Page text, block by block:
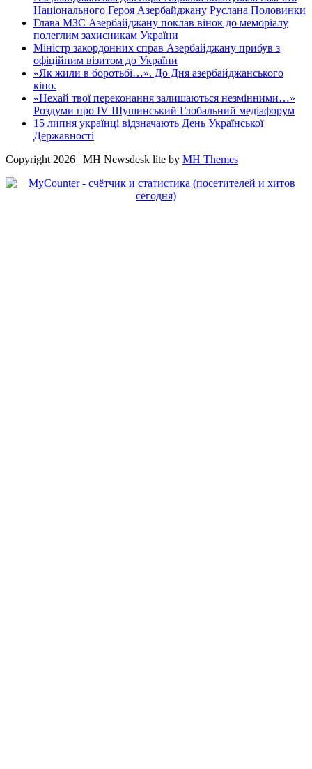
Національного Героя Азербайджану Руслана Половинки
Глава МЗС Азербайджану поклав вінок до меморіалу
полеглим захисникам України
Міністр закордонних справ Азербайджану прибув з
офіційним візитом до України
«Як жили в боротьбі…». До Дня азербайджанського
кіно.
«Нехай твої переконання залишаються незмінними…»
Роздуми про IV Шушинський Глобальний медіафорум
15 липня українці відзначають День Української
Державності
Copyright 2026 | MH Newsdesk lite by MH Themes